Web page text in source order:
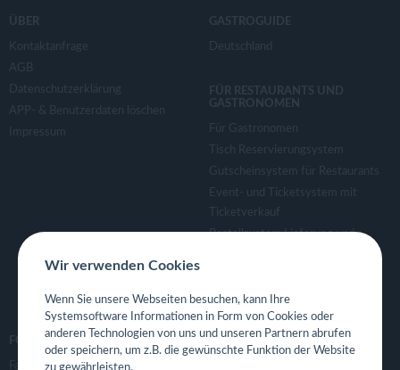
ÜBER
Kontaktanfrage
AGB
Datenschutzerklärung
APP- & Benutzerdaten löschen
Impressum
GASTROGUIDE
Deutschland
FÜR RESTAURANTS UND
GASTRONOMEN
Für Gastronomen
Tisch Reservierungsystem
Gutscheinsystem für Restaurants
Event- und Ticketsystem mit
Ticketverkauf
Bestellsystem Lieferung und
Eigene App für Restaurant
FOLGE UNS
Facebook
Wir verwenden Cookies
Wenn Sie unsere Webseiten besuchen, kann Ihre
Systemsoftware Informationen in Form von Cookies oder
anderen Technologien von uns und unseren Partnern abrufen
oder speichern, um z.B. die gewünschte Funktion der Website